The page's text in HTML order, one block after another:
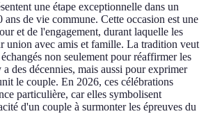
une étape exceptionnelle dans un
ans de vie commune. Cette occasion est une
et de l'engagement, durant laquelle les
union avec amis et famille. La tradition veut
non seulement pour réaffirmer les
des décennies, mais aussi pour exprimer
le couple. En 2026, ces célébrations
particulière, car elles symbolisent
d'un couple à surmonter les épreuves du